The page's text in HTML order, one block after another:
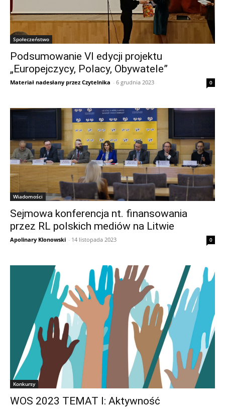
Społeczeństwo
Podsumowanie VI edycji projektu
„Europejczycy, Polacy, Obywatele”
Materiał nadesłany przez Czytelnika - 6 grudnia 2023 0
Wiadomości
Sejmowa konferencja nt. finansowania
przez RL polskich mediów na Litwie
Apolinary Klonowski - 14 listopada 2023 0
Konkursy
WOS 2023 TEMAT I: Aktywność